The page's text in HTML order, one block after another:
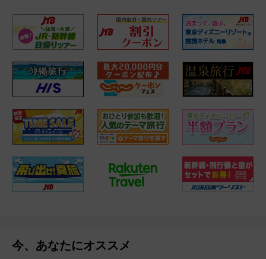
今、あなたにオススメ